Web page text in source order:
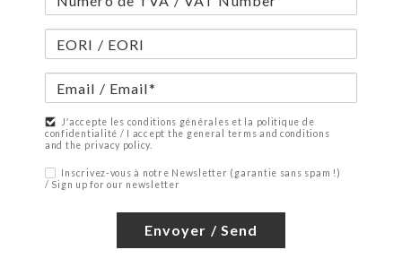
J′accepte les conditions générales et la politique de
confidentialité / I accept the general terms and conditions
and the privacy policy.
Inscrivez-vous à notre Newsletter (garantie sans spam !)
/ Sign up for our newsletter
Envoyer / Send